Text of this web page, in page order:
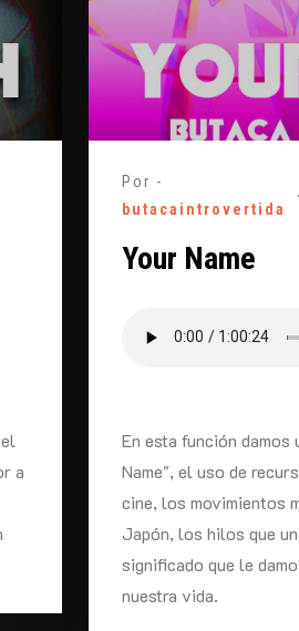
a
Por -
butacaintrovertida
Your Name
En esta función
Name", el uso de
cine, los movimientos
Japón, los hilos que
significado que le
nuestra vida.